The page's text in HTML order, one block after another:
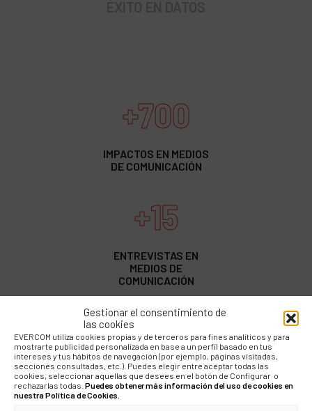
Gestionar el consentimiento de
las cookies
EVERCOM utiliza cookies propias y de terceros para fines analíticos y para
mostrarte publicidad personalizada en base a un perfil basado en tus
intereses y tus hábitos de navegación (por ejemplo, páginas visitadas,
secciones consultadas, etc.). Puedes elegir entre aceptar todas las
cookies, seleccionar aquellas que desees en el botón de Configurar o
rechazarlas todas. Puedes obtener más información del uso de cookies en
nuestra Política de Cookies.
+700
IMPACTOS EN MEDIOS
DE COMUNICACIÓN
+15
ENTREVISTAS EN
MEDIOS DE
COMUNICACIÓN
+90M
DE AUDIENCIA
IMPACTADA POR ESTA